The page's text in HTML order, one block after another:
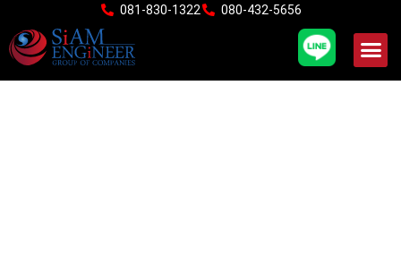
content
081-830-1322 080-432-5656